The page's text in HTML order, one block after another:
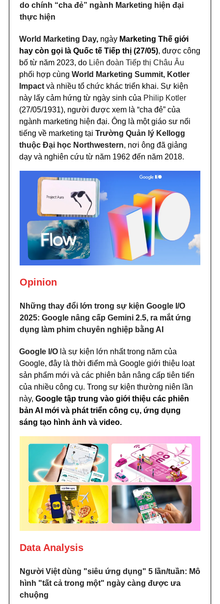
do chính “cha đẻ” ngành Marketing hiện đại
thực hiện
World Marketing Day, ngày Marketing Thế giới
hay còn gọi là Quốc tế Tiếp thị (27/05), được công
bố từ năm 2023, do Liên đoàn Tiếp thị Châu Âu
phối hợp cùng World Marketing Summit, Kotler
Impact và nhiều tổ chức khác triển khai. Sự kiện
này lấy cảm hứng từ ngày sinh của Philip Kotler
(27/05/1931), người được xem là “cha đẻ” của
ngành marketing hiện đại. Ông là một giáo sư nổi
tiếng về marketing tại Trường Quản lý Kellogg
thuộc Đại học Northwestern, nơi ông đã giảng
dạy và nghiên cứu từ năm 1962 đến năm 2018.
Opinion
Những thay đổi lớn trong sự kiện Google I/O
2025: Google nâng cấp Gemini 2.5, ra mắt ứng
dụng làm phim chuyên nghiệp bằng AI
Google I/O là sự kiện lớn nhất trong năm của
Google, đây là thời điểm mà Google giới thiệu loạt
sản phẩm mới và các phiên bản nâng cấp tiên tiến
của nhiều công cụ. Trong sự kiện thường niên lần
này, Google tập trung vào giới thiệu các phiên
bản AI mới và phát triển công cụ, ứng dụng
sáng tạo hình ảnh và video.
Data Analysis
Người Việt dùng "siêu ứng dụng" 5 lần/tuần: Mô
hình "tất cả trong một" ngày càng được ưa
chuộng